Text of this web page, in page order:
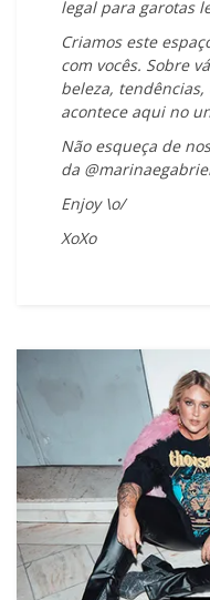
legal para garotas
Criamos este
com vocês. Sobre
beleza,
acontece aqui no
Não esqueça de
da
Enjoy \o/
XoXo